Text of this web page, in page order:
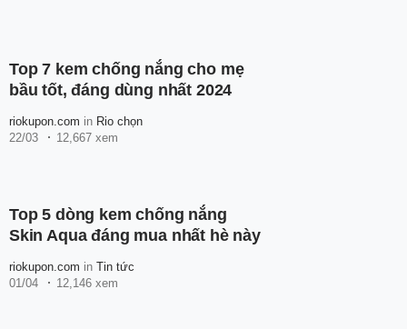
Top 7 kem chống nắng cho mẹ
bầu tốt, đáng dùng nhất 2024
riokupon.com in Rio chọn
22/03
12,667 xem
Top 5 dòng kem chống nắng
Skin Aqua đáng mua nhất hè này
riokupon.com in Tin tức
01/04
12,146 xem